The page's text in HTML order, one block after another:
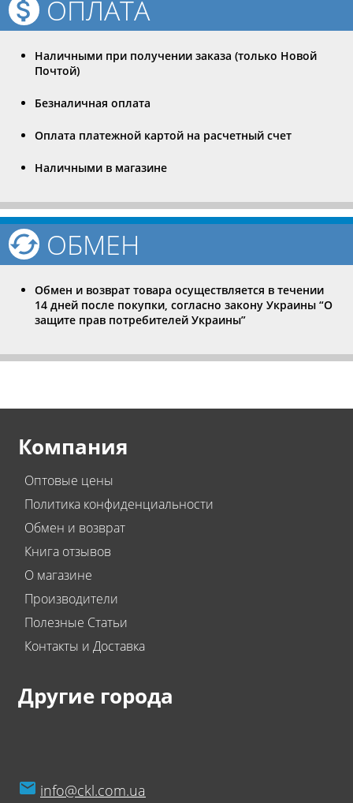
ОПЛАТА
Наличными при получении заказа (только Новой
Почтой)
Безналичная оплата
Оплата платежной картой на расчетный счет
Наличными в магазине
ОБМЕН
Обмен и возврат товара осуществляется в течении
14 дней после покупки, согласно закону Украины “О
защите прав потребителей Украины”
Компания
Оптовые цены
Политика конфиденциальности
Обмен и возврат
Книга отзывов
О магазине
Производители
Полезные Статьи
Контакты и Доставка
Другие города
info@ckl.com.ua